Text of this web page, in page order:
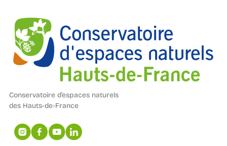
Conservatoire d’espaces naturels
des Hauts-de-France